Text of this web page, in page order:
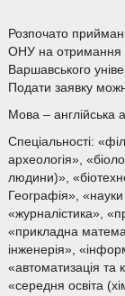
Розпочато
ОНУ на отримання
Варшавського
Подати заявку
Мова – англійська
Спеціальності:
археологія»,
людини)»,
Географія»,
«журналістика»,
«прикладна
інженерія»,
«автоматизація та
«середня освіта